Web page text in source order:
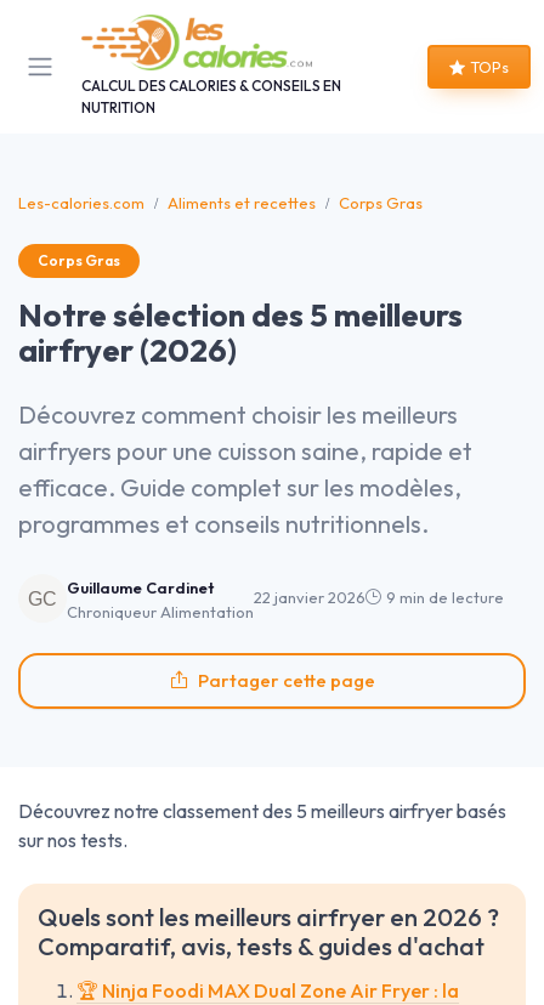
CALCUL DES CALORIES & CONSEILS EN
NUTRITION
TOPs
Les-calories.com Aliments et recettes Corps Gras
Corps Gras
Notre sélection des 5 meilleurs
airfryer (2026)
Découvrez comment choisir les meilleurs
airfryers pour une cuisson saine, rapide et
efficace. Guide complet sur les modèles,
programmes et conseils nutritionnels.
Guillaume Cardinet
Chroniqueur Alimentation
22 janvier 2026 9 min de lecture
Partager cette page
Découvrez notre classement des 5 meilleurs airfryer basés
sur nos tests.
Quels sont les meilleurs airfryer en 2026 ?
Comparatif, avis, tests & guides d'achat
🏆 Ninja Foodi MAX Dual Zone Air Fryer : la
Panneau de gestion des cookies